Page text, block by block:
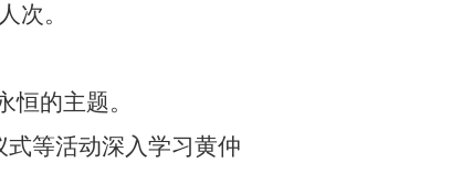
人次。
的主题。
等活动深入学习黄仲